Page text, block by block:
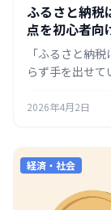
ふるさと納税
点を初心者向
「ふるさと納
らず手を出せ
くまとめました。
2026年4月2日
経済・社会